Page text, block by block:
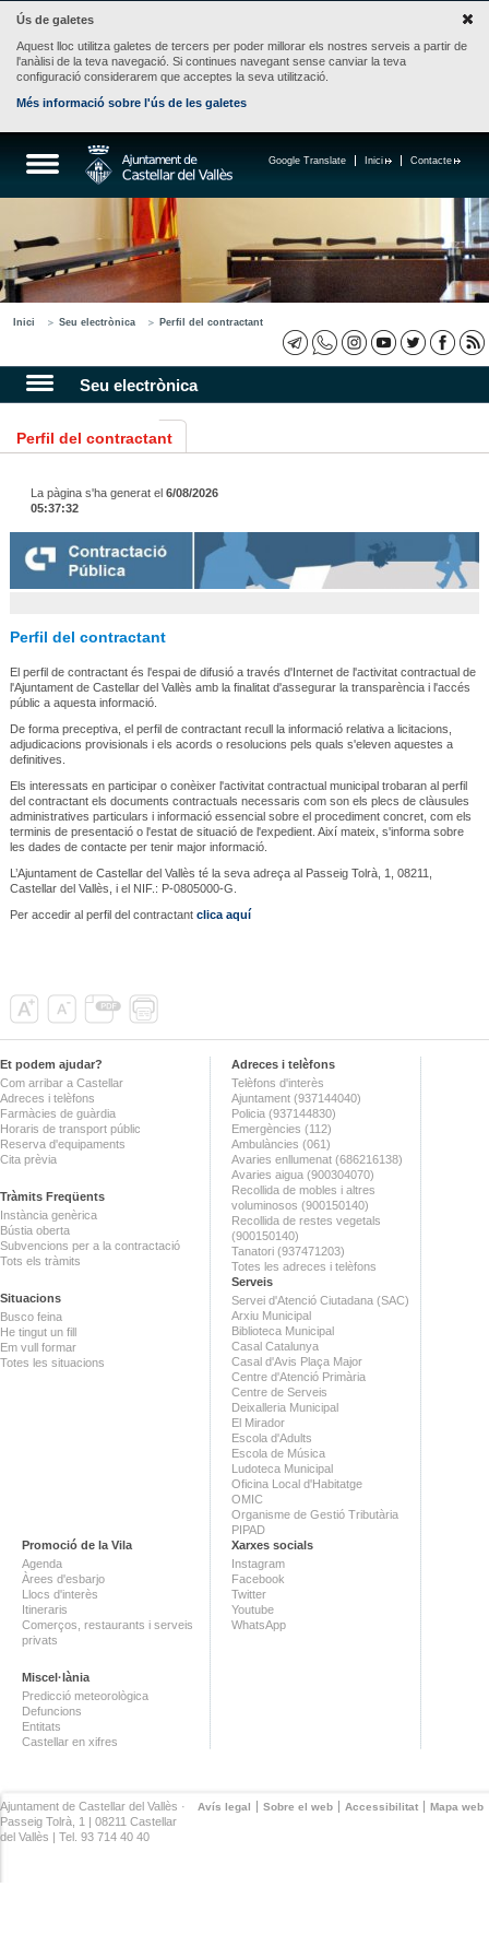
Ús de galetes
Aquest lloc utilitza galetes de tercers per poder millorar els nostres serveis a partir de
l'anàlisi de la teva navegació. Si continues navegant sense canviar la teva
configuració considerarem que acceptes la seva utilització.
Més informació sobre l'ús de les galetes
Contacte
Inici
Google Translate
Inici Seu electrònica Perfil del contractant
Seu electrònica
Perfil del contractant
La pàgina s'ha generat el 6/08/2026
05:37:32
Perfil del contractant
El perfil de contractant és l'espai de difusió a través d'Internet de l'activitat contractual de
l'Ajuntament de Castellar del Vallès amb la finalitat d'assegurar la transparència i l'accés
públic a aquesta informació.
De forma preceptiva, el perfil de contractant recull la informació relativa a licitacions,
adjudicacions provisionals i els acords o resolucions pels quals s'eleven aquestes a
definitives.
Els interessats en participar o conèixer l'activitat contractual municipal trobaran al perfil
del contractant els documents contractuals necessaris com son els plecs de clàusules
administratives particulars i informació essencial sobre el procediment concret, com els
terminis de presentació o l'estat de situació de l'expedient. Així mateix, s'informa sobre
les dades de contacte per tenir major informació.
L’Ajuntament de Castellar del Vallès té la seva adreça al Passeig Tolrà, 1, 08211,
Castellar del Vallès, i el NIF.: P-0805000-G.
Per accedir al perfil del contractant clica aquí
Et podem ajudar?
Com arribar a Castellar
Adreces i telèfons
Farmàcies de guàrdia
Horaris de transport públic
Reserva d'equipaments
Cita prèvia
Tràmits Freqüents
Instància genèrica
Bústia oberta
Subvencions per a la contractació
Tots els tràmits
Situacions
Busco feina
He tingut un fill
Em vull formar
Totes les situacions
Adreces i telèfons
Telèfons d'interès
Ajuntament (937144040)
Policia (937144830)
Emergències (112)
Ambulàncies (061)
Avaries enllumenat (686216138)
Avaries aigua (900304070)
Recollida de mobles i altres
voluminosos (900150140)
Recollida de restes vegetals
(900150140)
Tanatori (937471203)
Totes les adreces i telèfons
Serveis
Servei d'Atenció Ciutadana (SAC)
Arxiu Municipal
Biblioteca Municipal
Casal Catalunya
Casal d'Avis Plaça Major
Centre d'Atenció Primària
Centre de Serveis
Deixalleria Municipal
El Mirador
Escola d'Adults
Escola de Música
Ludoteca Municipal
Oficina Local d'Habitatge
OMIC
Organisme de Gestió Tributària
PIPAD
Promoció de la Vila
Agenda
Àrees d'esbarjo
Llocs d'interès
Itineraris
Comerços, restaurants i serveis
privats
Miscel·lània
Predicció meteorològica
Defuncions
Entitats
Castellar en xifres
Xarxes socials
Instagram
Facebook
Twitter
Youtube
WhatsApp
Avís legal Sobre el web Accessibilitat Mapa web
Ajuntament de Castellar del Vallès ·
Passeig Tolrà, 1 | 08211 Castellar
del Vallès | Tel. 93 714 40 40